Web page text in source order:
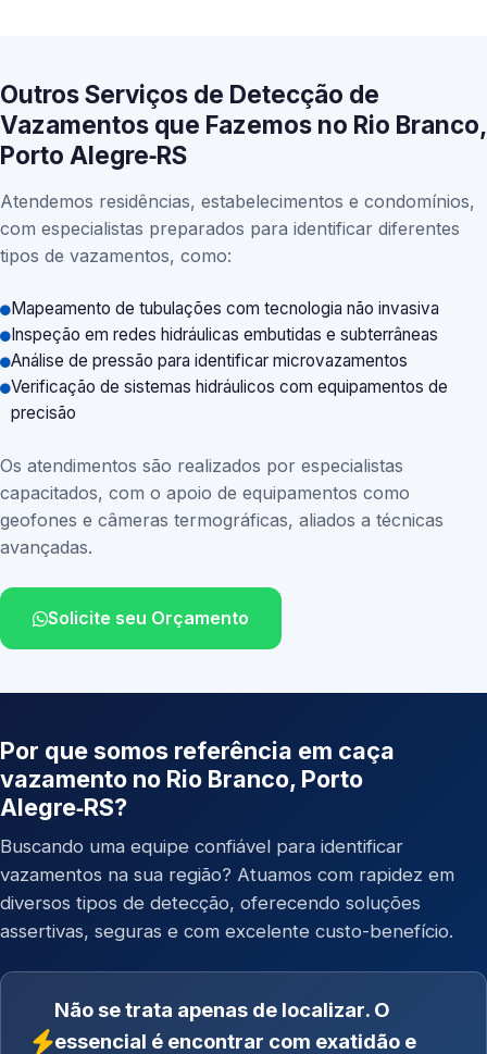
Outros Serviços de Detecção de
Vazamentos que Fazemos no Rio Branco,
Porto Alegre‑RS
Atendemos residências, estabelecimentos e condomínios,
com especialistas preparados para identificar diferentes
tipos de vazamentos, como:
Mapeamento de tubulações com tecnologia não invasiva
Inspeção em redes hidráulicas embutidas e subterrâneas
Análise de pressão para identificar microvazamentos
Verificação de sistemas hidráulicos com equipamentos de
precisão
Os atendimentos são realizados por especialistas
capacitados, com o apoio de equipamentos como
geofones e câmeras termográficas, aliados a técnicas
avançadas.
Solicite seu Orçamento
Por que somos referência em caça
vazamento no Rio Branco, Porto
Alegre‑RS?
Buscando uma equipe confiável para identificar
vazamentos na sua região? Atuamos com rapidez em
diversos tipos de detecção, oferecendo soluções
assertivas, seguras e com excelente custo-benefício.
Não se trata apenas de localizar. O
essencial é encontrar com exatidão e